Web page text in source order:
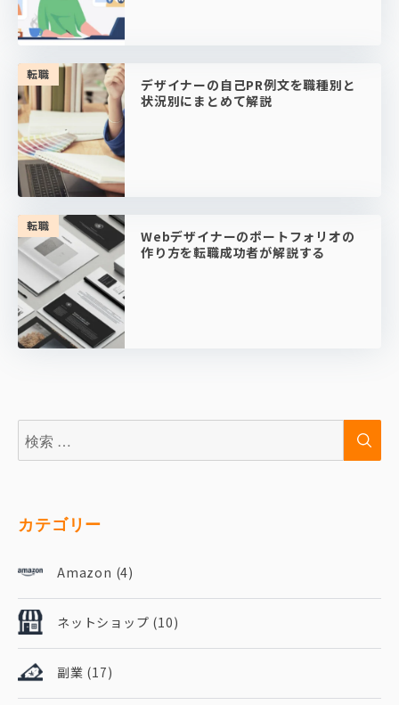
転職
デザイナーの自己PR例文を職種別と
状況別にまとめて解説
転職
Webデザイナーのポートフォリオの
作り方を転職成功者が解説する
検
索:
検
カテゴリー
Amazon (4)
ネットショップ (10)
副業 (17)